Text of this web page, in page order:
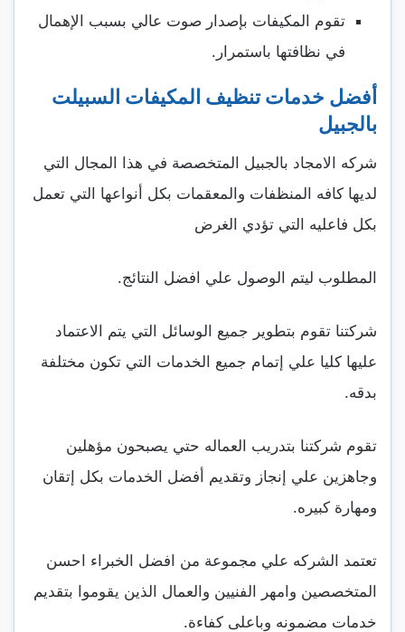
تقوم المكيفات بإصدار صوت عالي بسبب الإهمال
في نظافتها باستمرار.
أفضل خدمات تنظيف المكيفات السبيلت
بالجبيل
شركه الامجاد بالجبيل المتخصصة في هذا المجال التي
لديها كافه المنظفات والمعقمات بكل أنواعها التي تعمل
بكل فاعليه التي تؤدي الغرض
المطلوب ليتم الوصول علي افضل النتائج.
شركتنا تقوم بتطوير جميع الوسائل التي يتم الاعتماد
عليها كليا علي إتمام جميع الخدمات التي تكون مختلفة
بدقه.
تقوم شركتنا بتدريب العماله حتي يصبحون مؤهلين
وجاهزين علي إنجاز وتقديم أفضل الخدمات بكل إتقان
ومهارة كبيره.
تعتمد الشركه علي مجموعة من افضل الخبراء احسن
المتخصصين وامهر الفنيين والعمال الذين يقوموا بتقديم
خدمات مضمونه وباعلى كفاءة.